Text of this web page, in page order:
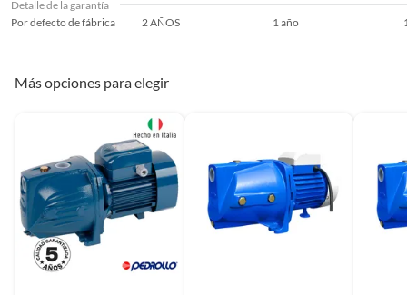
Detalle de la garantía
Por defecto de fábrica
2 AÑOS 1 año
Más opciones para elegir